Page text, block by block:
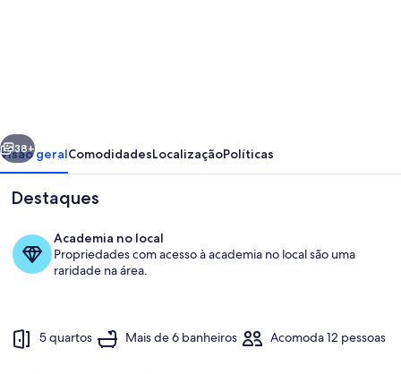
Serviço
Incluso
Itaipava
no
Quinta
Área de estar
Próximo
38+
Visão geralComodidadesLocalizaçãoPolíticas
Destaques
Academia no local
Propriedades com acesso à academia no local são uma
raridade na área.
5 quartos Mais de 6 banheiros Acomoda 12 pessoas